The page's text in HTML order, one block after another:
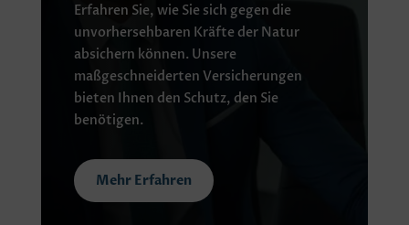
Erfahren Sie, wie Sie sich gegen die
unvorhersehbaren Kräfte der Natur
absichern können. Unsere
maßgeschneiderten Versicherungen
bieten Ihnen den Schutz, den Sie
benötigen.
Mehr Erfahren